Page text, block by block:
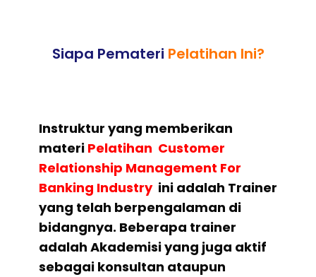
Siapa Pemateri Pelatihan Ini?
Instruktur yang memberikan
materi Pelatihan Customer
Relationship Management For
Banking Industryini adalah Trainer
yang telah berpengalaman di
bidangnya. Beberapa trainer
adalah Akademisi yang juga aktif
sebagai konsultan ataupun